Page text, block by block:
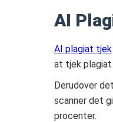
AI
AI plagiat tjek
at tjek
Derudover
scanner det
procenter.